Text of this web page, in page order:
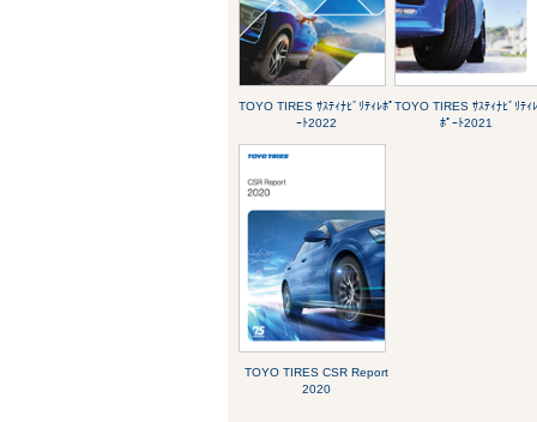
TOYO TIRES ｻｽﾃｨﾅﾋﾞﾘﾃｨﾚﾎﾟ
ｰﾄ2022
TOYO TIRES ｻｽﾃｨﾅﾋﾞﾘﾃｨ
ﾎﾟｰﾄ2021
TOYO TIRES CSR Report
2020